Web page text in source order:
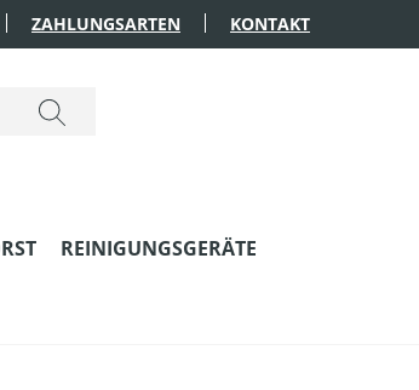
ZAHLUNGSARTEN KONTAKT
REINIGUNGSGERÄTE